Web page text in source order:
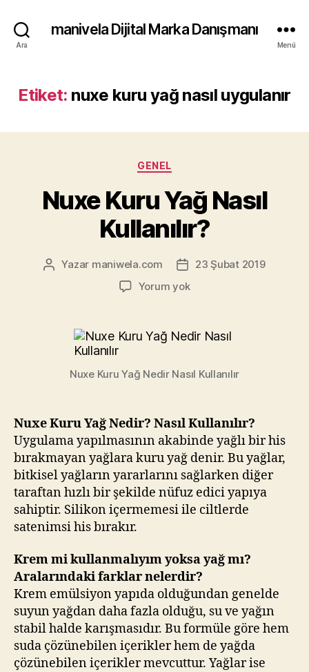
Ara
manivela Dijital Marka Danışmanı
Menü
Etiket: nuxe kuru yağ nasıl uygulanır
Kategoriler
GENEL
Nuxe Kuru Yağ Nasıl
Kullanılır?
Yazının
Yazar maniwela.com
Yazı
tarihi
23 Şubat 2019
Yorum yokNuxe
Nasıl
Nuxe Kuru Yağ Nedir Nasıl Kullanılır
Nuxe Kuru Yağ Nedir? Nasıl Kullanılır?
Uygulama yapılmasının akabinde yağlı bir his
bırakmayan yağlara kuru yağ denir. Bu yağlar,
bitkisel yağların yararlarını sağlarken diğer
taraftan hızlı bir şekilde nüfuz edici yapıya
sahiptir. Silikon içermemesi ile ciltlerde
satenimsi his bırakır.
Krem mi kullanmalıyım yoksa yağ mı?
Aralarındaki farklar nelerdir?
Krem emülsiyon yapıda olduğundan genelde
suyun yağdan daha fazla olduğu, su ve yağın
stabil halde karışmasıdır. Bu formüle göre hem
suda çözünebilen içerikler hem de yağda
çözünebilen içerikler mevcuttur. Yağlar ise